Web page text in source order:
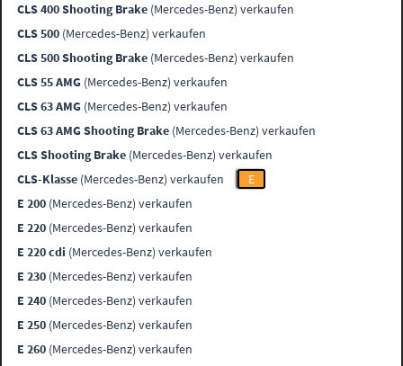
CLS 400 Shooting Brake (Mercedes-Benz) verkaufen
CLS 500 (Mercedes-Benz) verkaufen
CLS 500 Shooting Brake (Mercedes-Benz) verkaufen
CLS 55 AMG (Mercedes-Benz) verkaufen
CLS 63 AMG (Mercedes-Benz) verkaufen
CLS 63 AMG Shooting Brake (Mercedes-Benz) verkaufen
CLS Shooting Brake (Mercedes-Benz) verkaufen
CLS-Klasse (Mercedes-Benz) verkaufen
E
E 200 (Mercedes-Benz) verkaufen
E 220 (Mercedes-Benz) verkaufen
E 220 cdi (Mercedes-Benz) verkaufen
E 230 (Mercedes-Benz) verkaufen
E 240 (Mercedes-Benz) verkaufen
E 250 (Mercedes-Benz) verkaufen
E 260 (Mercedes-Benz) verkaufen